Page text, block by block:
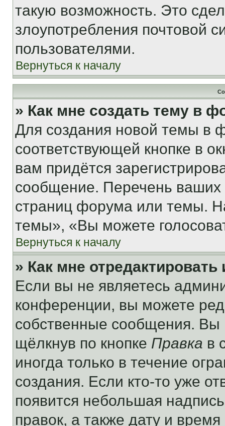
такую возможность. Это
злоупотребления почтовой
пользователями.
Вернуться к началу
» Как мне создать тему в
Для создания новой темы в
соответствующей кнопке в
вам придётся
сообщение. Перечень ваших
страниц форума или темы.
темы», «Вы можете
Вернуться к началу
» Как мне
Если вы не являетесь
конференции, вы можете
собственные сообщения. Вы
щёлкнув по кнопке Правка в
иногда только в течение
создания. Если кто-то уже
появится небольшая
правок, а также дату и